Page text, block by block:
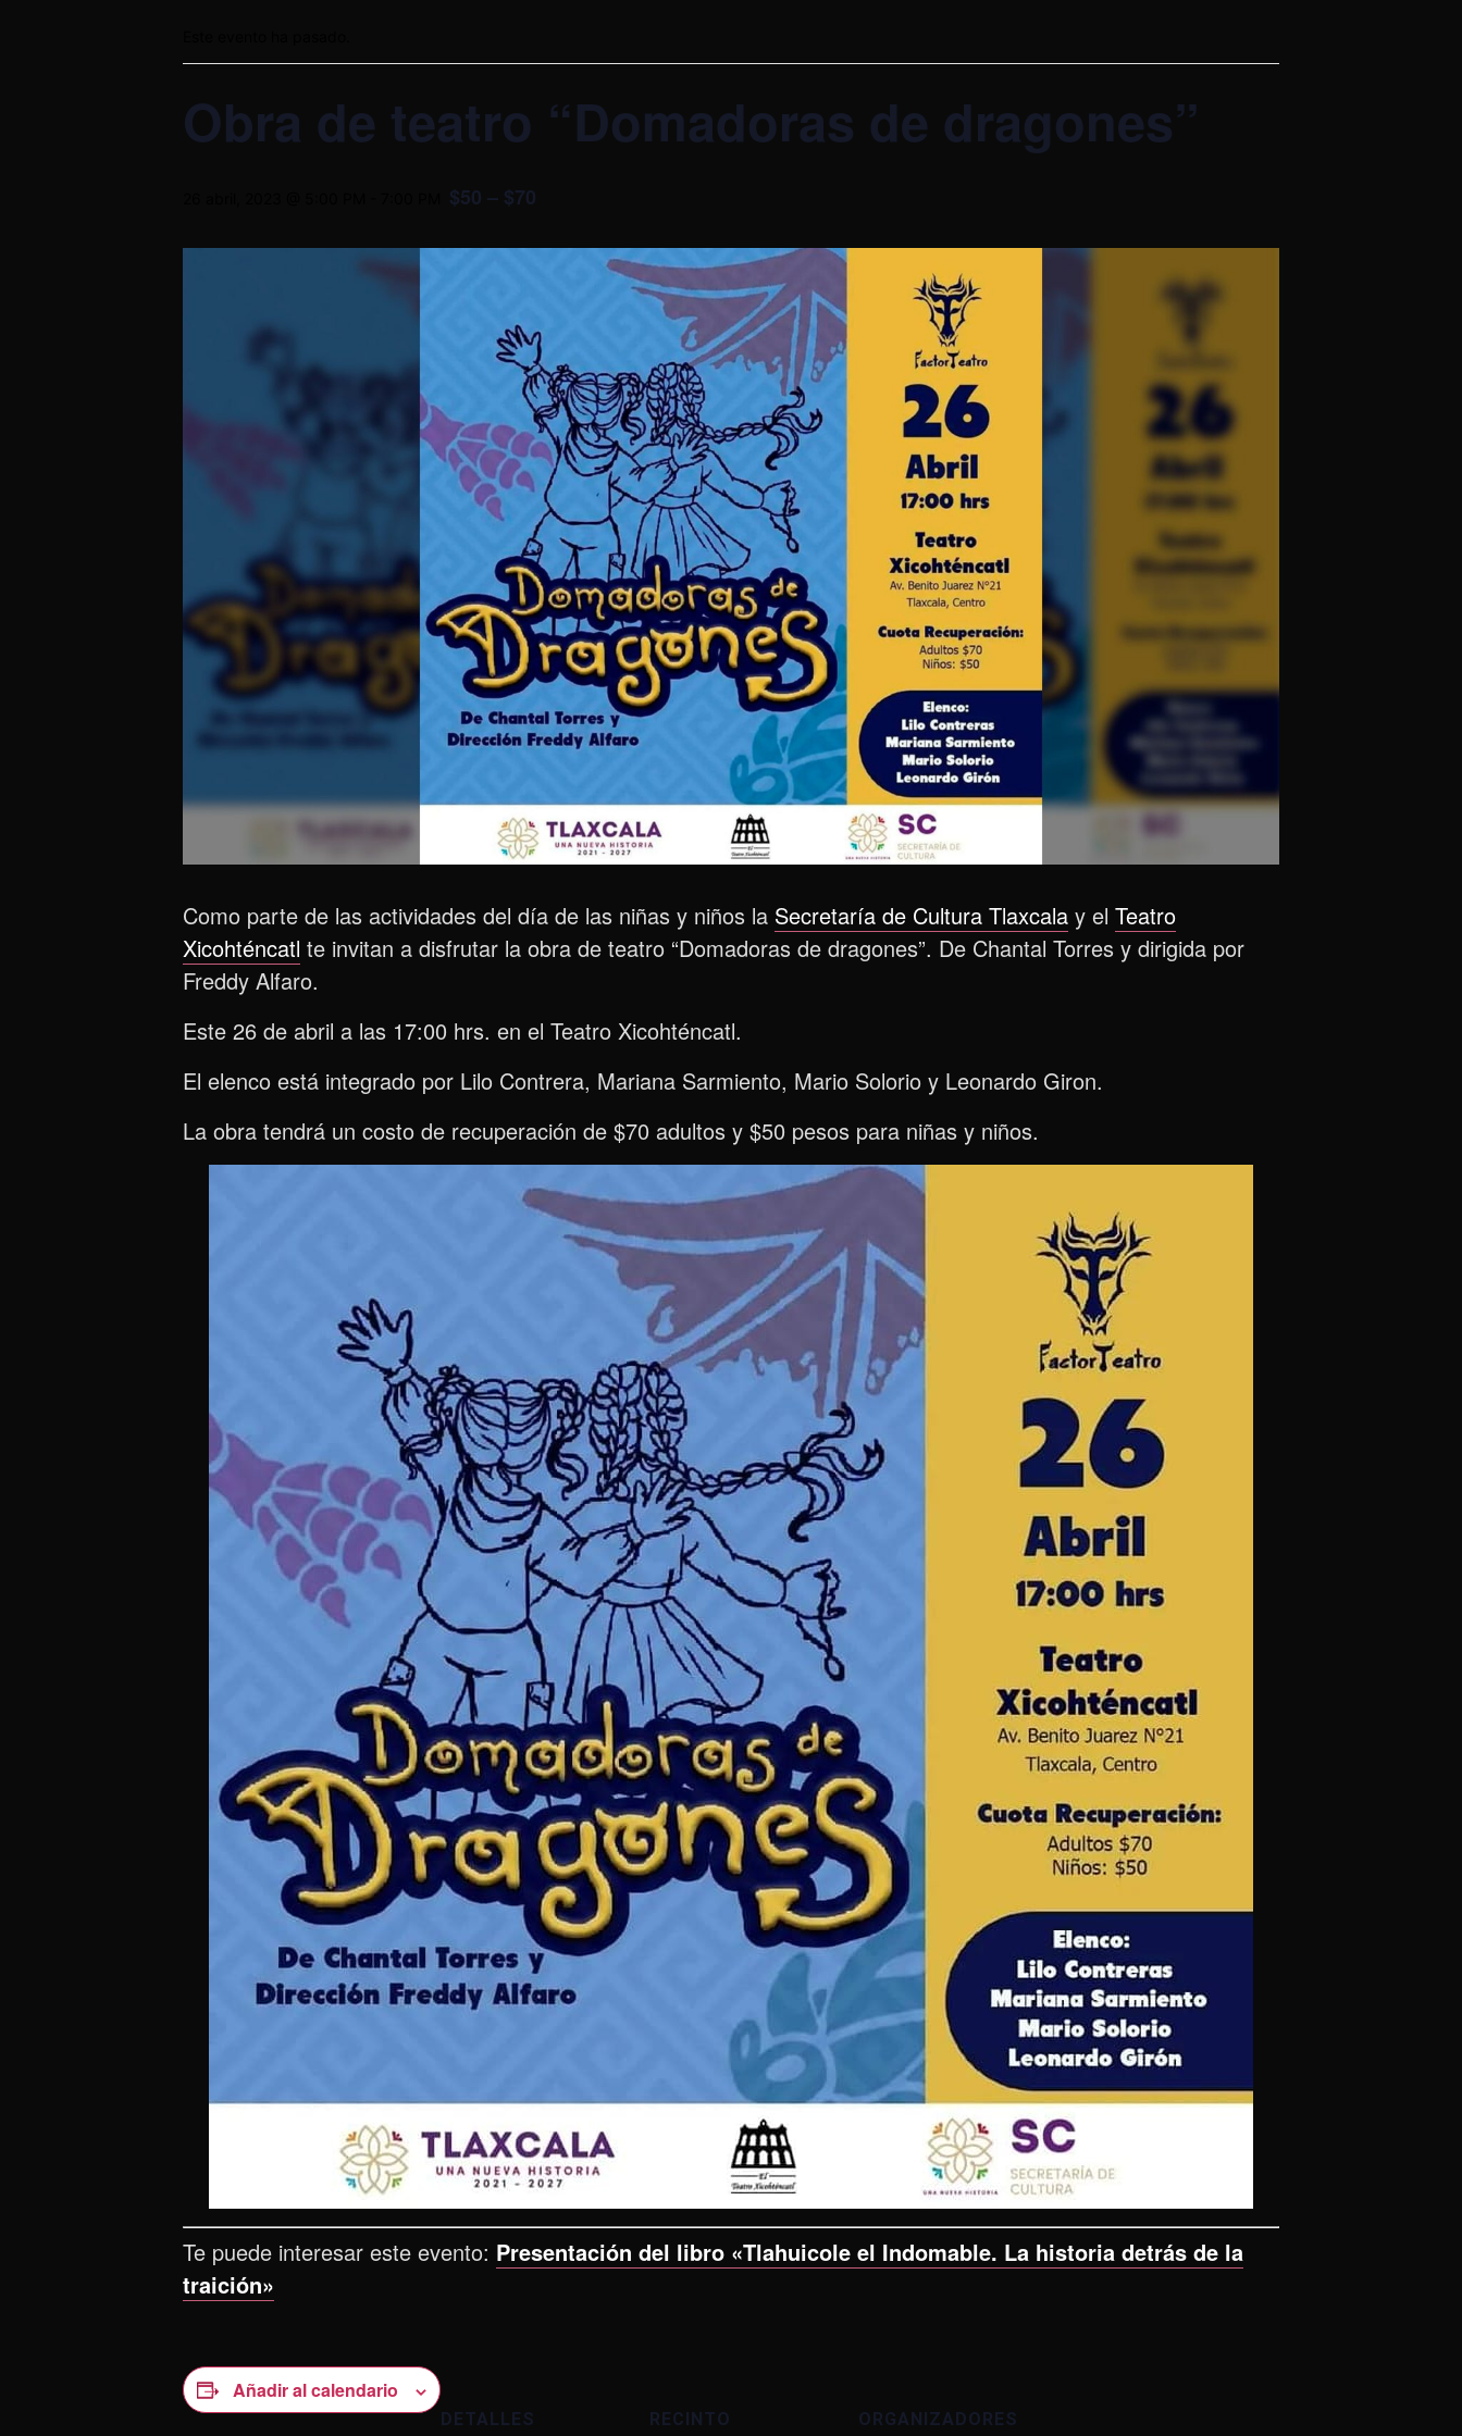
Obra de teatro “Domadoras de dragones”
$50 – $70
Como parte de las actividades del día de las niñas y niños la Secretaría de Cultura Tlaxcala y el Teatro
Xicohténcatl te invitan a disfrutar la obra de teatro “Domadoras de dragones”. De Chantal Torres y dirigida por
Freddy Alfaro.
Este 26 de abril a las 17:00 hrs. en el Teatro Xicohténcatl.
El elenco está integrado por Lilo Contrera, Mariana Sarmiento, Mario Solorio y Leonardo Giron.
La obra tendrá un costo de recuperación de $70 adultos y $50 pesos para niñas y niños.
Te puede interesar este evento: Presentación del libro «Tlahuicole el Indomable. La historia detrás de la
traición»
Añadir al calendario
DETALLES RECINTO ORGANIZADORES